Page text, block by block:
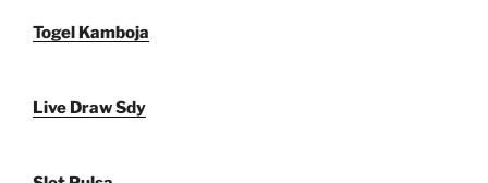
Togel Kamboja
Live Draw Sdy